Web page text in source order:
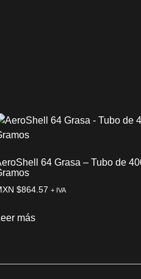
64 Grasa – Tubo de
$864.57 + IVA
más